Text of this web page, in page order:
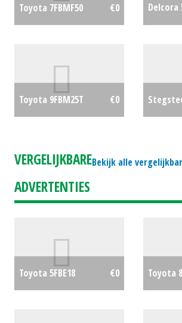
Toyota 7FBMF50 €0
Delcora
Toyota 9FBM25T €0
Bekijk alle
VERGELIJKBARE
ADVERTENTIES
Toyota 5FBE18 €0 Toyota